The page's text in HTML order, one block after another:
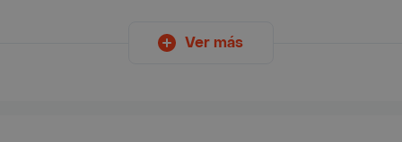
Ver más